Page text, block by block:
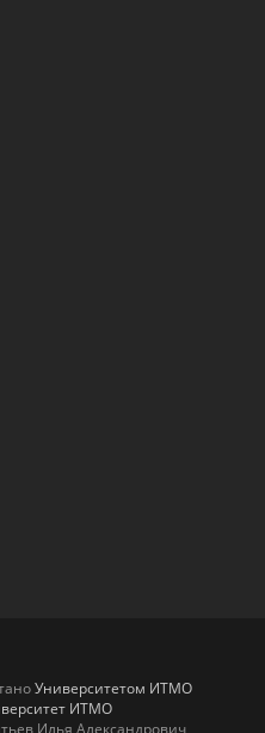
Университетом ИТМО
ИТМО
Илья Александрович